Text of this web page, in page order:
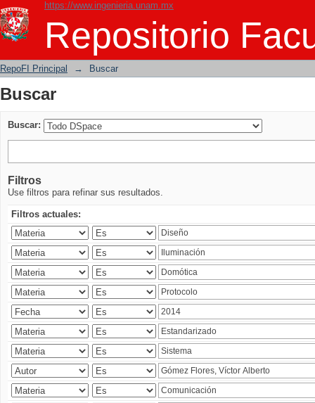
https://www.ingenieria.unam.mx
Repositorio
Buscar
RepoFI Principal → Buscar
Buscar
Buscar:
Filtros
Use filtros para refinar sus resultados.
Filtros actuales: